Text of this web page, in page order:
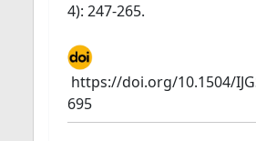
4): 247-265.
https://doi.org/10.1504/
695